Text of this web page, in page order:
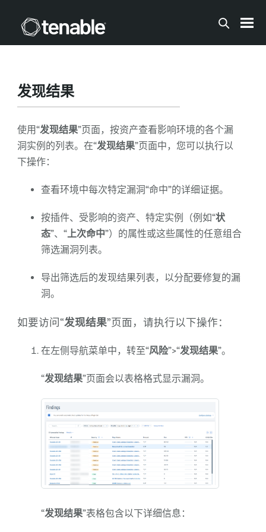
发现结果
使用“发现结果”页面，按资产查看影响环境的各个漏
洞实例的列表。在“发现结果”页面中，您可以执行以
下操作：
查看环境中每次特定漏洞“命中”的详细证据。
按插件、受影响的资产、特定实例（例如“状
态”、“上次命中”）的属性或这些属性的任意组合
筛选漏洞列表。
导出筛选后的发现结果列表，以分配要修复的漏
洞。
如要访问“发现结果”页面，请执行以下操作：
在左侧导航菜单中，转至“风险”>“发现结果”。
“发现结果”页面会以表格格式显示漏洞。
“发现结果”表格包含以下详细信息：